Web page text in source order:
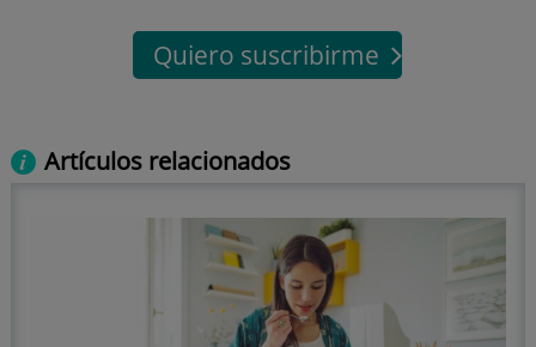
Quiero suscribirme
Artículos relacionados